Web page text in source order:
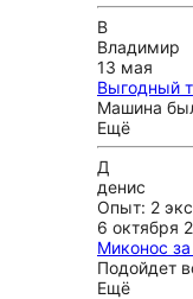
В
Владимир
13 мая
Выгодный
Машина
Ещё
Д
денис
Опыт: 2
6 октября
Миконос
Подойдет
Ещё